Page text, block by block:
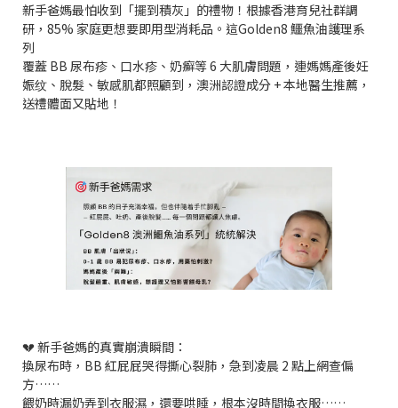
新手爸媽最怕收到「擺到積灰」的禮物！根據香港育兒社群調
研，85% 家庭更想要即用型消耗品。這Golden8 鱷魚油護理系
列
覆蓋 BB 尿布疹、口水疹、奶癬等 6 大肌膚問題，連媽媽產後妊
娠纹、脫髮、敏感肌都照顧到，澳洲認證成分 + 本地醫生推薦，
送禮體面又貼地！
💔 新手爸媽的真實崩潰瞬間：
換尿布時，BB 紅屁屁哭得撕心裂肺，急到凌晨 2 點上網查偏
方……
餵奶時漏奶弄到衣服濕，還要哄睡，根本沒時間換衣服……